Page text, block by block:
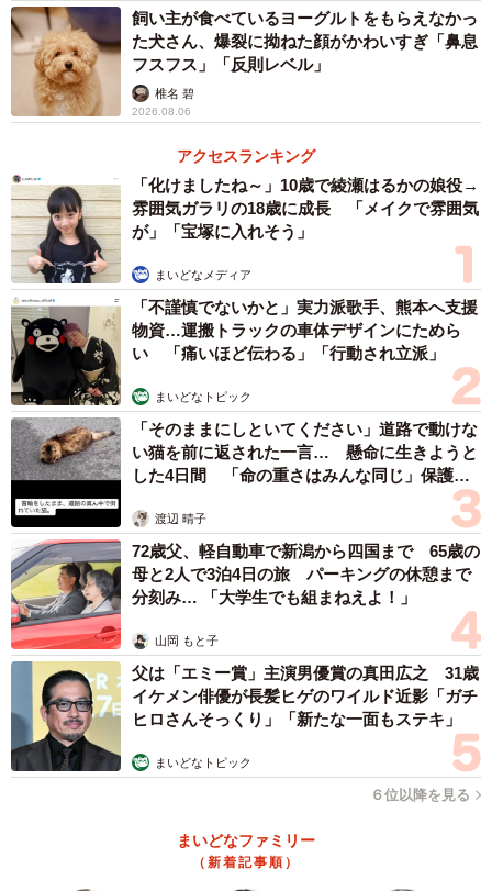
飼い主が食べているヨーグルトをもらえなかっ
た犬さん、爆裂に拗ねた顔がかわいすぎ「鼻息
フスフス」「反則レベル」
椎名 碧
2026.08.06
アクセスランキング
「化けましたね～」10歳で綾瀬はるかの娘役→
雰囲気ガラリの18歳に成長 「メイクで雰囲気
が」「宝塚に入れそう」
まいどなメディア
「不謹慎でないかと」実力派歌手、熊本へ支援
物資…運搬トラックの車体デザインにためら
い 「痛いほど伝わる」「行動され立派」
まいどなトピック
「そのままにしといてください」道路で動けな
い猫を前に返された一言… 懸命に生きようと
した4日間 「命の重さはみんな同じ」保護団
渡辺 晴子
72歳父、軽自動車で新潟から四国まで 65歳の
母と2人で3泊4日の旅 パーキングの休憩まで
分刻み… 「大学生でも組まねえよ！」
山岡 もと子
父は「エミー賞」主演男優賞の真田広之 31歳
イケメン俳優が長髪ヒゲのワイルド近影「ガチ
ヒロさんそっくり」「新たな一面もステキ」
まいどなトピック
６位以降を見る
まいどなファミリー
（新着記事順）